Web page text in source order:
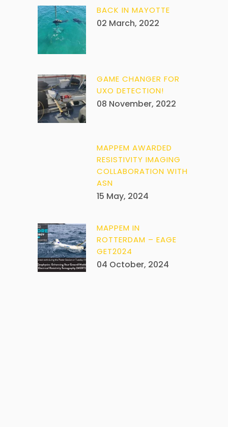
BACK IN MAYOTTE
02 March, 2022
GAME CHANGER FOR
UXO DETECTION!
08 November, 2022
MAPPEM AWARDED
RESISTIVITY IMAGING
COLLABORATION WITH
ASN
15 May, 2024
MAPPEM IN
ROTTERDAM – EAGE
GET2024
04 October, 2024